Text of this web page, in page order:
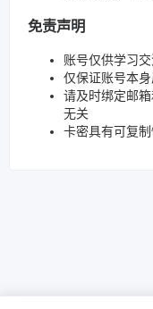
免责声明
账号仅供学习
仅保证账号本
请及时绑定邮
无关
卡密具有可复